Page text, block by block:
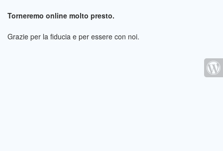
Torneremo online molto presto.
Grazie per la fiducia e per essere con noi.